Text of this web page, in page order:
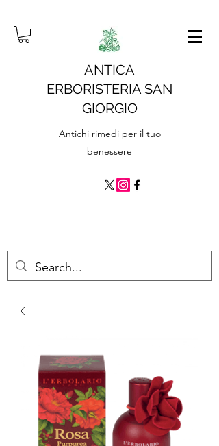
ANTICA
ERBORISTERIA SAN
GIORGIO
Antichi rimedi per il tuo
benessere